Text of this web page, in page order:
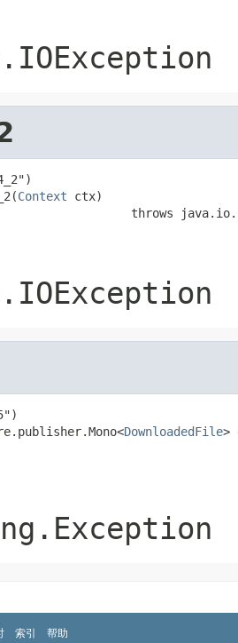
Context ctx)
throws
DownloadedFile>
索引 帮助